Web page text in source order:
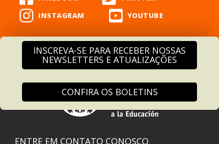
INSCREVA-SE PARA RECEBER NOSSAS
NEWSLETTERS E ATUALIZAÇÕES
CONFIRA OS BOLETINS
ENTRE EM CONTATO CONOSCO